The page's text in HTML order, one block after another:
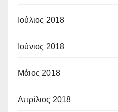
Ιούλιος 2018
Ιούνιος 2018
Μάιος 2018
Απρίλιος 2018